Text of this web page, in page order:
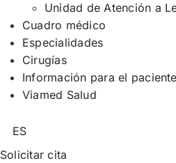
Unidad de Atención a
Cuadro médico
Especialidades
Cirugías
Información para el paciente
Viamed Salud
ES
Solicitar cita